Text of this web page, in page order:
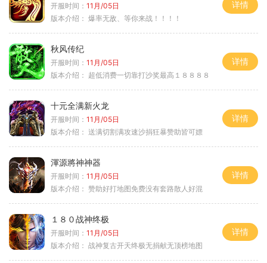
开服时间： 11月/05日
版本介绍： 爆率无敌、等你来战！！！！
详情
秋风传纪
开服时间： 11月/05日
版本介绍： 超低消费一切靠打沙奖最高１８８８８
详情
十元全满新火龙
开服时间： 11月/05日
版本介绍： 送满切割满攻速沙捐狂暴赞助皆可嫖
详情
渾源將神神器
开服时间： 11月/05日
版本介绍： 赞助好打地图免费没有套路散人好混
详情
１８０战神终极
开服时间： 11月/05日
版本介绍： 战神复古开天终极无捐献无顶榜地图
详情